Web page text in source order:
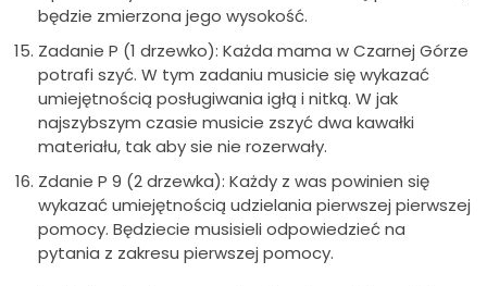
będzie zmierzona jego wysokość.
Zadanie P (1 drzewko): Każda mama w Czarnej Górze
potrafi szyć. W tym zadaniu musicie się wykazać
umiejętnością posługiwania igłą i nitką. W jak
najszybszym czasie musicie zszyć dwa kawałki
materiału, tak aby sie nie rozerwały.
Zdanie P 9 (2 drzewka): Każdy z was powinien się
wykazać umiejętnością udzielania pierwszej pierwszej
pomocy. Będziecie musisieli odpowiedzieć na
pytania z zakresu pierwszej pomocy.